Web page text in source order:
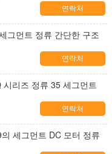
연락처
그먼트 정류 간단한 구조
연락처
리즈 정류 35 세그먼트
연락처
세그먼트 DC 모터 정류